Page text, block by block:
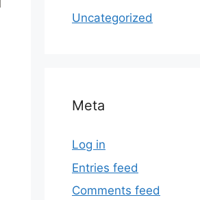
Uncategorized
Meta
Log in
Entries feed
Comments feed